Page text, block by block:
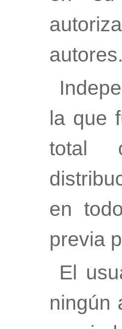
autores.
la que
total
en
previa
El
ningún